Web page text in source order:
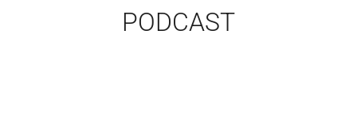
PODCAST